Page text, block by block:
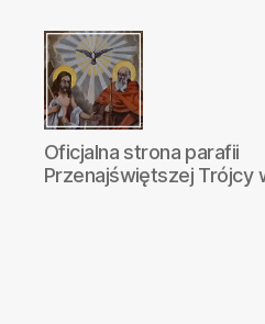
Parafia
Katolicka
Przenajświętszej
Oficjalna strona parafii
Przenajświętszej Trójcy